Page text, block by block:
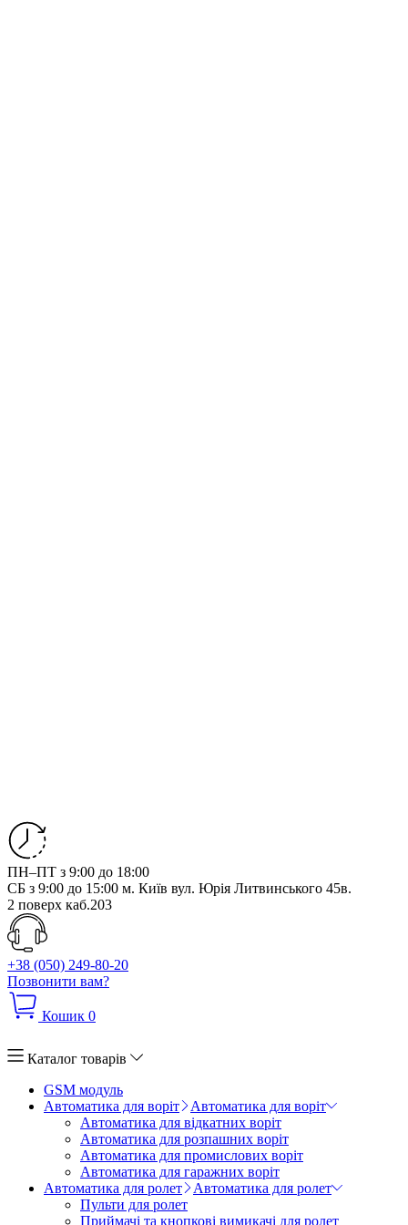
ПН–ПТ з 9:00 до 18:00
СБ з 9:00 до 15:00 м. Київ вул. Юрія Литвинського 45в.
2 поверх каб.203
+38 (050) 249-80-20
Позвонити вам?
Кошик 0
Каталог товарів
GSM модуль
Автоматика для воріт
Автоматика для воріт
Автоматика для відкатних воріт
Автоматика для розпашних воріт
Автоматика для промислових воріт
Автоматика для гаражних воріт
Автоматика для ролет
Автоматика для ролет
Пульти для ролет
Приймачі та кнопкові вимикачі для ролет